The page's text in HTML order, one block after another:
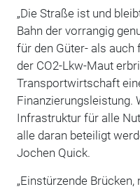
„Die Straße ist und
Bahn der vorrangig
für den Güter- als auch
der CO2-Lkw-Maut
Transportwirtschaft
Finanzierungsleistung.
Infrastruktur für alle
alle daran beteiligt
Jochen Quick.
„Einstürzende